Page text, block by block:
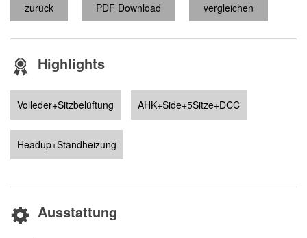
zurück PDF Download vergleichen
Highlights
Volleder+Sitzbelüftung AHK+Side+5Sitze+DCC
Headup+Standheizung
Ausstattung